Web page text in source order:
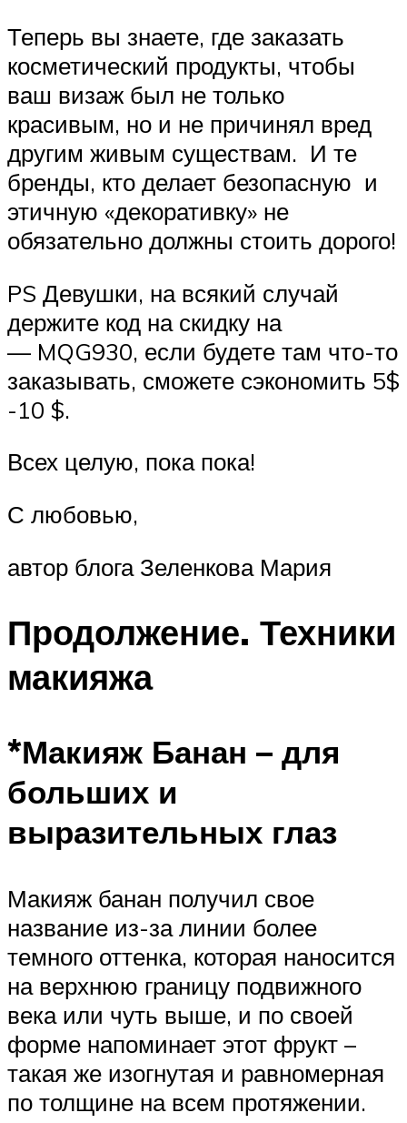
Теперь вы знаете, где заказать
косметический продукты, чтобы
ваш визаж был не только
красивым, но и не причинял вред
другим живым существам. И те
бренды, кто делает безопасную и
этичную «декоративку» не
обязательно должны стоить дорого!
PS Девушки, на всякий случай
держите код на скидку на
— MQG930, если будете там что-то
заказывать, сможете сэкономить 5$
-10 $.
Всех целую, пока пока!
С любовью,
автор блога Зеленкова Мария
Продолжение. Техники
макияжа
*Макияж Банан – для
больших и
выразительных глаз
Макияж банан получил свое
название из-за линии более
темного оттенка, которая наносится
на верхнюю границу подвижного
века или чуть выше, и по своей
форме напоминает этот фрукт –
такая же изогнутая и равномерная
по толщине на всем протяжении.